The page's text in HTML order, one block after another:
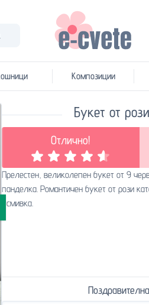
Композиции
Букет от
Отлично!
Прелестен, великолепен букет от 9
панделка. Романтичен букет от рози
усмивка.